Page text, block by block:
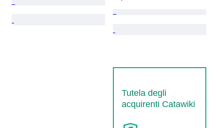
Tutela degli
acquirenti Catawiki